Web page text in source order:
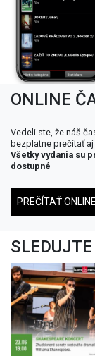
ONLINE
Vedeli ste, že náš
bezplatne prečítať aj
Všetky vydania su
dostupné
PREČÍTAŤ ONLINE